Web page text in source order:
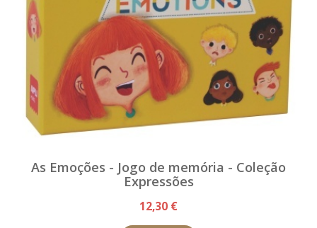
As Emoções - Jogo de memória - Coleção
Expressões
12,30 €